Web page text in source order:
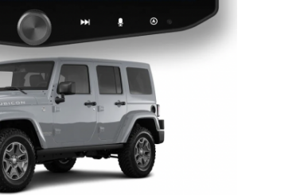
13天11小时
Macy's：Lancome 兰蔻美妆大促
满赠三重好礼
低门槛入手7件套